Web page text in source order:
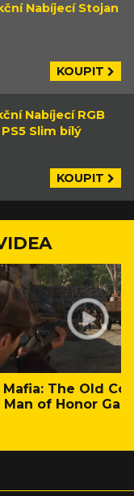
Nabíjecí Stojan
KOUPIT
Nabíjecí RGB
Slim bílý
KOUPIT
Mafia: The Old
Man of Honor